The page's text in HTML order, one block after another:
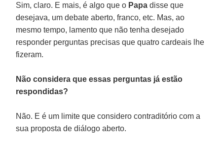
Sim, claro. E mais, é algo que o Papa disse que
desejava, um debate aberto, franco, etc. Mas, ao
mesmo tempo, lamento que não tenha desejado
responder perguntas precisas que quatro cardeais lhe
fizeram.
Não considera que essas perguntas já estão
respondidas?
Não. E é um limite que considero contraditório com a
sua proposta de diálogo aberto.